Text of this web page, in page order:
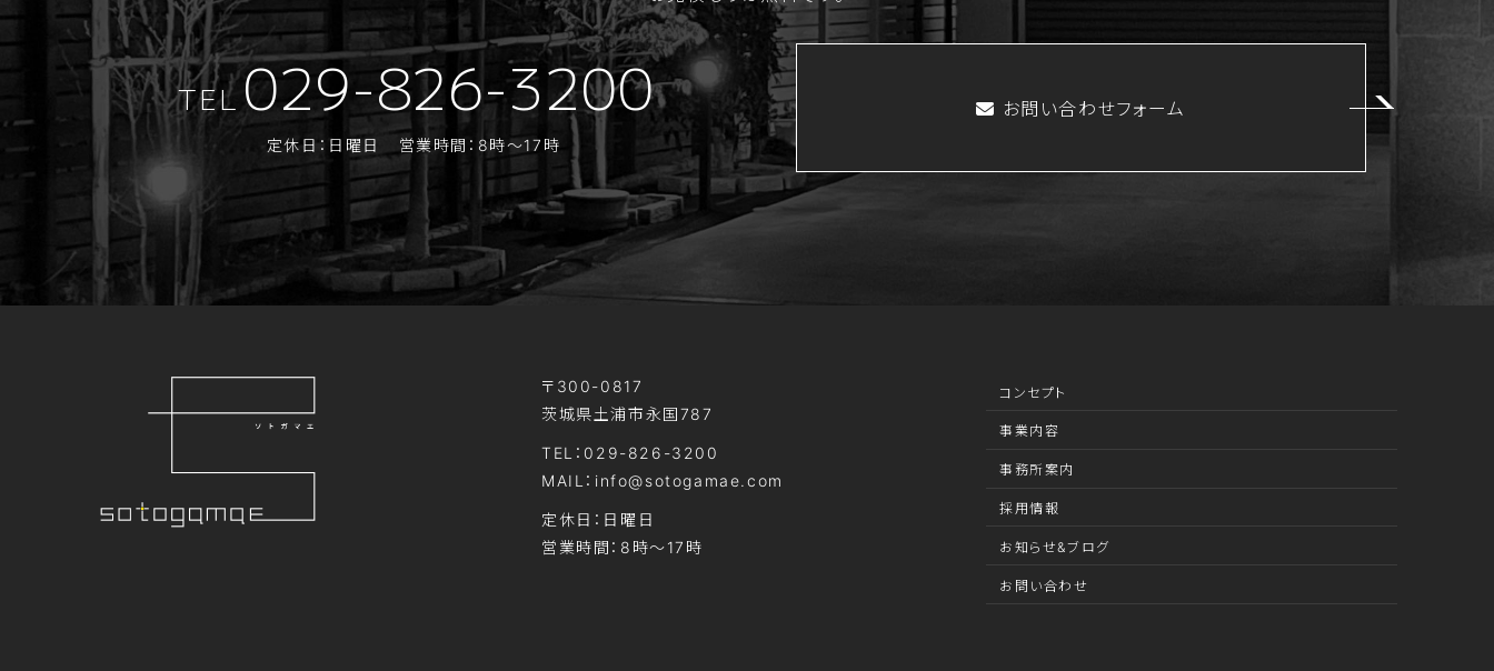
TEL 029-826-3200
定休日：日曜日 営業時間：8時～17時
お問い合わせフォーム
〒300-0817
茨城県土浦市永国787
TEL：029-826-3200
MAIL：info@sotogamae.com
定休日：日曜日
営業時間：8時～17時
コンセプト
事業内容
事務所案内
採用情報
お知らせ&ブログ
お問い合わせ